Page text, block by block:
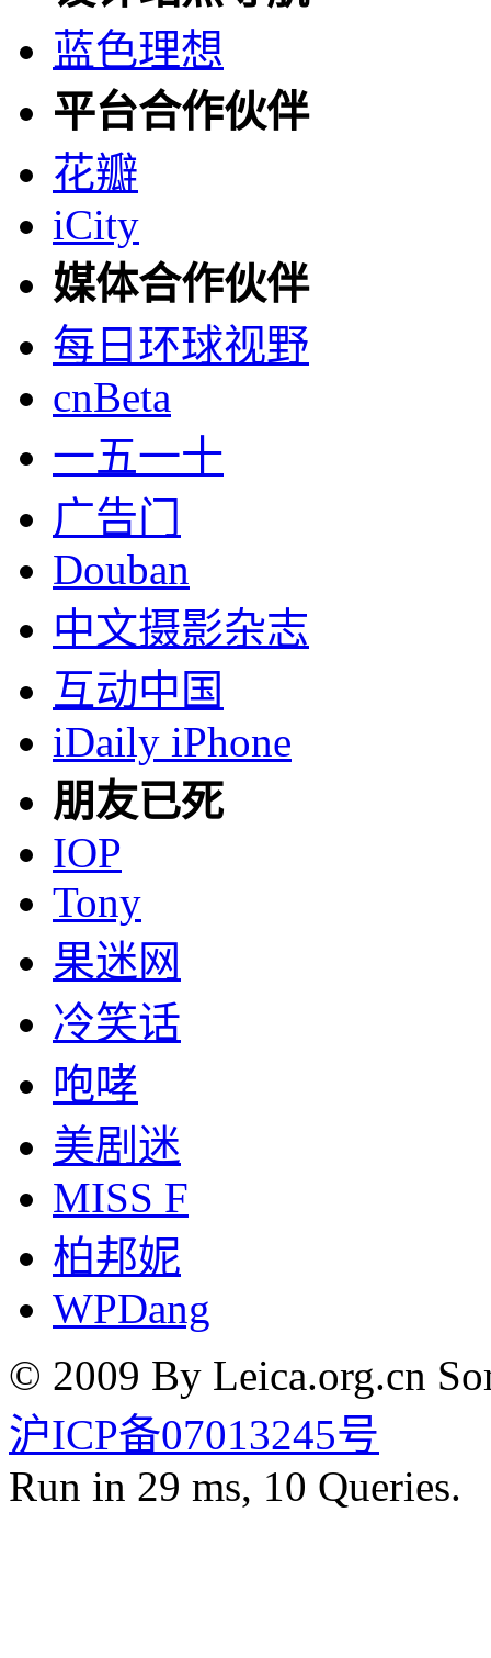
蓝色理想
平台合作伙伴
花瓣
iCity
媒体合作伙伴
每日环球视野
cnBeta
一五一十
广告门
Douban
中文摄影杂志
互动中国
iDaily iPhone
朋友已死
IOP
Tony
果迷网
冷笑话
咆哮
美剧迷
MISS F
柏邦妮
WPDang
© 2009 By Leica.org.cn
沪ICP备07013245号
Run in 29 ms, 10 Queries.